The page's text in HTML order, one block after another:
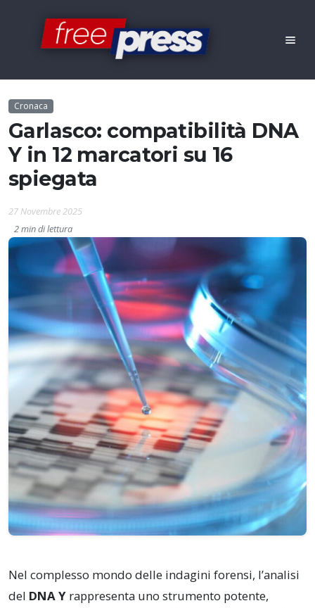
Cronaca
Garlasco: compatibilità DNA
Y in 12 marcatori su 16
spiegata
27 Novembre 2025
2 min di lettura
Nel complesso mondo delle indagini forensi, l’analisi
del DNA Y rappresenta uno strumento potente,